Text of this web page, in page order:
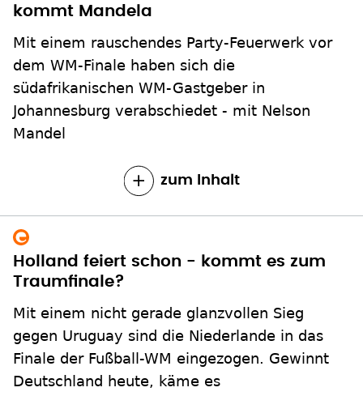
kommt Mandela
Mit einem rauschendes Party-Feuerwerk vor
dem WM-Finale haben sich die
südafrikanischen WM-Gastgeber in
Johannesburg verabschiedet - mit Nelson
Mandel
zum Inhalt
Holland feiert schon - kommt es zum
Traumfinale?
Mit einem nicht gerade glanzvollen Sieg
gegen Uruguay sind die Niederlande in das
Finale der Fußball-WM eingezogen. Gewinnt
Deutschland heute, käme es